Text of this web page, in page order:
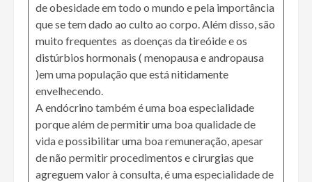
de obesidade em todo o mundo e pela importância
que se tem dado ao culto ao corpo. Além disso, são
muito frequentes as doenças da tireóide e os
distúrbios hormonais ( menopausa e andropausa
)em uma população que está nitidamente
envelhecendo.
A endócrino também é uma boa especialidade
porque além de permitir uma boa qualidade de
vida e possibilitar uma boa remuneração, apesar
de não permitir procedimentos e cirurgias que
agreguem valor à consulta, é uma especialidade de